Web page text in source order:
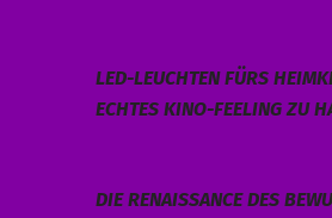
LED-LEUCHTEN FÜRS
ECHTES KINO-FEELING ZU
DIE RENAISSANCE DES